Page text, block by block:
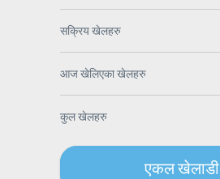
सक्रिय खेलहरु
आज खेलिएका खेलहरु
कुल खेलहरु
एकल खेलाडी